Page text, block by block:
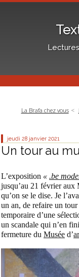
La Brafa chez vous
jeudi 28 janvier 2021
Un tour au
L’exposition « .be
jusqu’au 21 février aux
qu’on se le dise. Je
un an, de refaire un
temporaire d’une
un scandale qui n’en
fermeture du Musée d’